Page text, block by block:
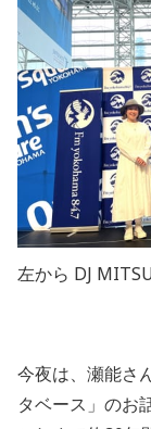
左から DJ
今夜は、瀬能さ
タベース」のお